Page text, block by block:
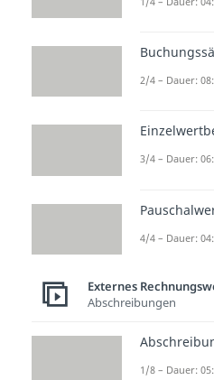
Die Fabrik
für 250
verkauft.
darauf
bezahlt
2/4 – Dauer:
3/4 – Dauer:
4/4 – Dauer:
Externes
Abschreibungen
1/8 – Dauer: